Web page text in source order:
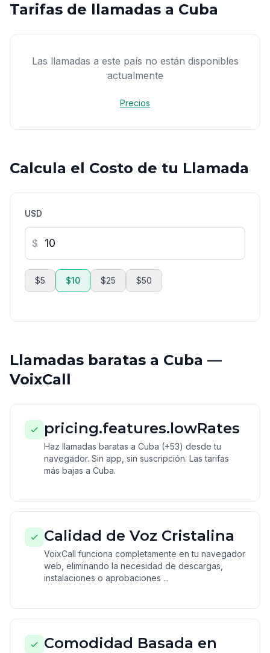
Tarifas de llamadas a Cuba
Las llamadas a este país no están disponibles
actualmente
Precios
Calcula el Costo de tu Llamada
USD
$
$5 $10 $25 $50
Llamadas baratas a Cuba —
VoixCall
pricing.features.lowRates
Haz llamadas baratas a Cuba (+53) desde tu
navegador. Sin app, sin suscripción. Las tarifas
más bajas a Cuba.
Calidad de Voz Cristalina
VoixCall funciona completamente en tu navegador
web, eliminando la necesidad de descargas,
instalaciones o aprobaciones ...
Comodidad Basada en